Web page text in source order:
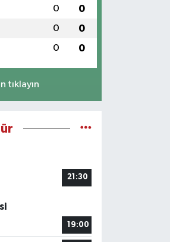
0 0
0 0
0 0
tıklayın
21:30
19:00